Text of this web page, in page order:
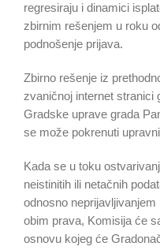
regresiraju i dinamici
zbirnim rešenjem u roku
podnošenje prijava.
Zbirno rešenje iz
zvaničnoj internet stranici
Gradske uprave grada
se može pokrenuti
Kada se u toku
neistinitih ili netačnih
odnosno
obim prava, Komisija će
osnovu kojeg će